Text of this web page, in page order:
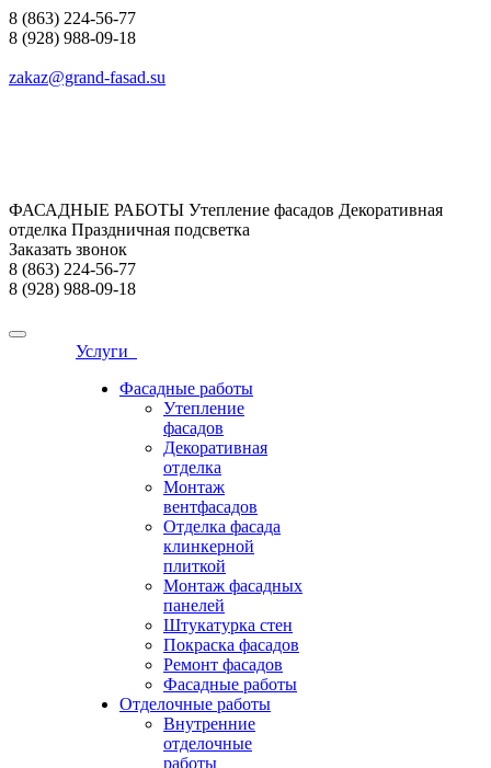
8 (863) 224-56-77
8 (928) 988-09-18
zakaz@grand-fasad.su
ФАСАДНЫЕ РАБОТЫ Утепление фасадов Декоративная
отделка Праздничная подсветка
Заказать звонок
8 (863) 224-56-77
8 (928) 988-09-18
Услуги
Фасадные работы
Утепление
фасадов
Декоративная
отделка
Монтаж
вентфасадов
Отделка фасада
клинкерной
плиткой
Монтаж фасадных
панелей
Штукатурка стен
Покраска фасадов
Ремонт фасадов
Фасадные работы
Отделочные работы
Внутренние
отделочные
работы